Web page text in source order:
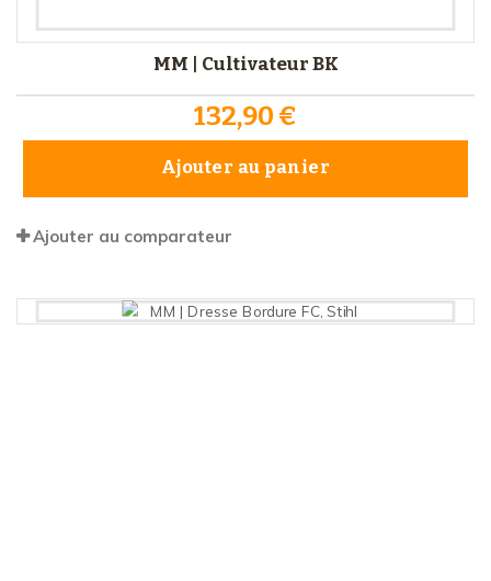
MM | Cultivateur BK
132,90 €
Ajouter au panier
Ajouter au comparateur